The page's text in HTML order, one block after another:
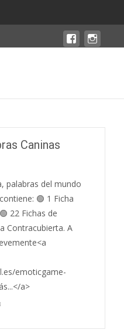
Caninas
palabras del mundo
🟢 1 Ficha
22 Fichas de
Contracubierta. A
emoticgame-
a>